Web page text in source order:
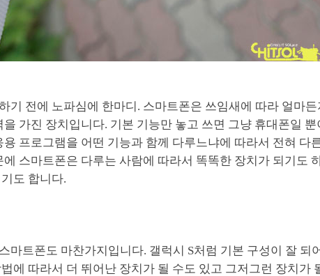
기 전에 노파심에 한마디. 스마트폰은 쓰임새에 따라 얼마
을 가진 장치입니다. 기본 기능만 놓고 쓰면 그냥 휴대폰일 뿐
용 프로그램을 어떤 기능과 함께 다루느냐에 따라서 전혀 다
에 스마트폰은 다루는 사람에 따라서 똑똑한 장치가 되기도
도 합니다.
마트폰도 마찬가지입니다. 갤럭시 S처럼 기본 구성이 잘 되
에 따라서 더 뛰어난 장치가 될 수도 있고 그저그런 장치가